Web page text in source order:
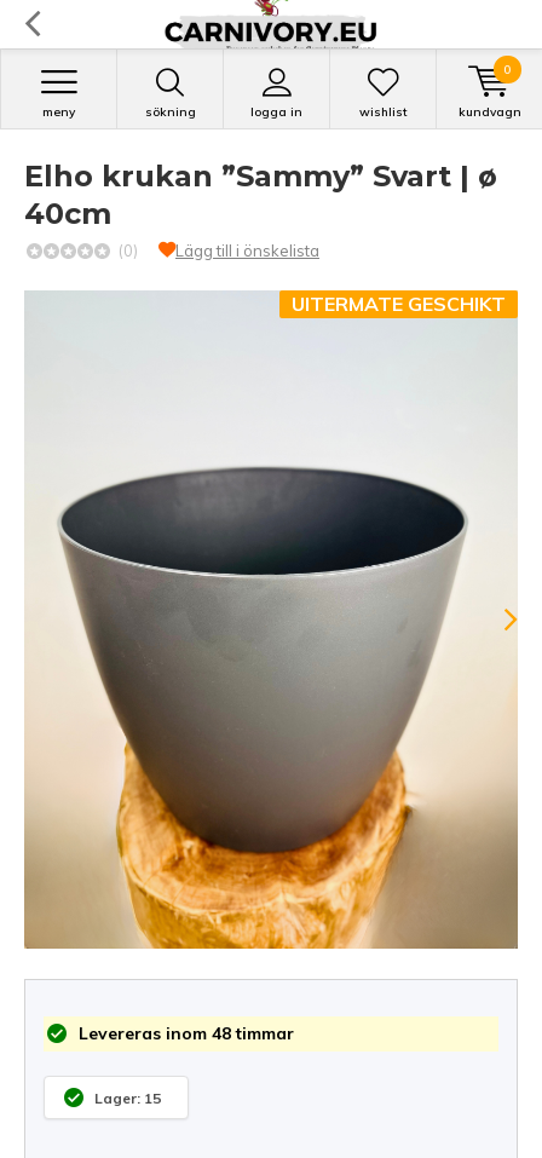
sökning logga in
meny wishlist kundvagn
0
Elho krukan ”Sammy” Svart | ø
40cm
(0) Lägg till i önskelista
UITERMATE GESCHIKT
Levereras inom 48 timmar
Lager: 15